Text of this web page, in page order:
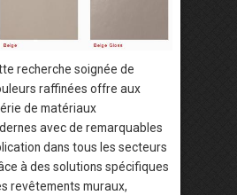
recherche soignée de
raffinées offre aux
de matériaux
avec de remarquables
dans tous les secteurs
à des solutions spécifiques
revêtements muraux,